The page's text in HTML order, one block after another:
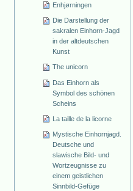
Enhjørningen
Die Darstellung der
sakralen Einhorn-Jagd
in der altdeutschen
Kunst
The unicorn
Das Einhorn als
Symbol des schönen
Scheins
La taille de la licorne
Mystische Einhornjagd.
Deutsche und
slawische Bild- und
Wortzeugnisse zu
einem geistlichen
Sinnbild-Gefüge